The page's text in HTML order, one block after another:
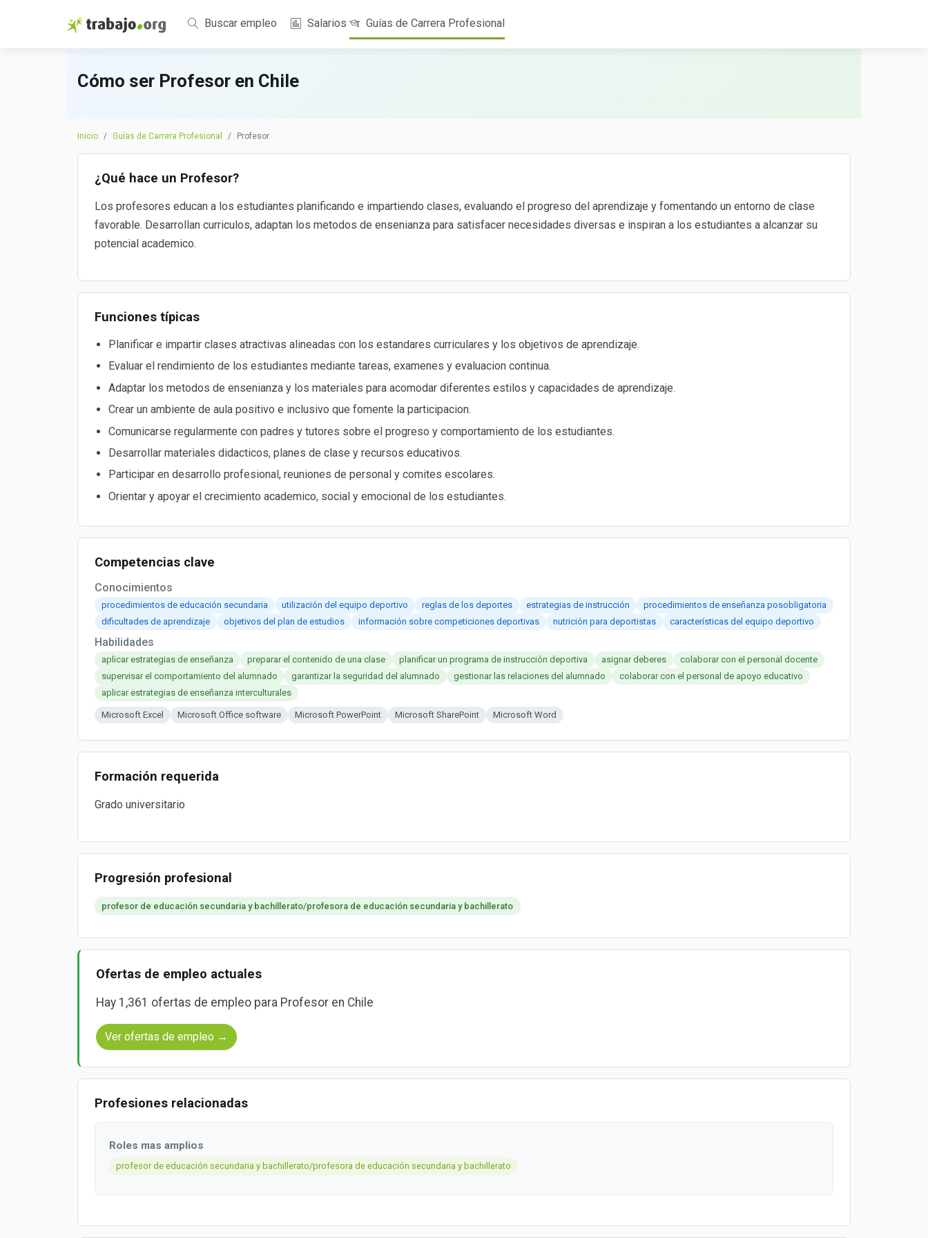
Buscar empleo Salarios Guías de Carrera Profesional
Cómo ser Profesor en Chile
Inicio Guías de Carrera Profesional Profesor
¿Qué hace un Profesor?
Los profesores educan a los estudiantes planificando e impartiendo clases, evaluando el progreso del aprendizaje y fomentando un entorno de clase
favorable. Desarrollan curriculos, adaptan los metodos de ensenianza para satisfacer necesidades diversas e inspiran a los estudiantes a alcanzar su
potencial academico.
Funciones típicas
Planificar e impartir clases atractivas alineadas con los estandares curriculares y los objetivos de aprendizaje.
Evaluar el rendimiento de los estudiantes mediante tareas, examenes y evaluacion continua.
Adaptar los metodos de ensenianza y los materiales para acomodar diferentes estilos y capacidades de aprendizaje.
Crear un ambiente de aula positivo e inclusivo que fomente la participacion.
Comunicarse regularmente con padres y tutores sobre el progreso y comportamiento de los estudiantes.
Desarrollar materiales didacticos, planes de clase y recursos educativos.
Participar en desarrollo profesional, reuniones de personal y comites escolares.
Orientar y apoyar el crecimiento academico, social y emocional de los estudiantes.
Competencias clave
Conocimientos
procedimientos de educación secundaria utilización del equipo deportivo reglas de los deportes estrategias de instrucción
procedimientos de enseñanza posobligatoria
dificultades de aprendizaje
objetivos del plan de estudios información sobre competiciones deportivas nutrición para deportistas características del equipo deportivo
Habilidades
aplicar estrategias de enseñanza preparar el contenido de una clase planificar un programa de instrucción deportiva asignar deberes
colaborar con el personal docente
supervisar el comportamiento del alumnado
garantizar la seguridad del alumnado gestionar las relaciones del alumnado
colaborar con el personal de apoyo educativo
aplicar estrategias de enseñanza interculturales
Microsoft Excel Microsoft Office software Microsoft PowerPoint Microsoft SharePoint Microsoft Word
Formación requerida
Grado universitario
Progresión profesional
profesor de educación secundaria y bachillerato/profesora de educación secundaria y bachillerato
Ofertas de empleo actuales
Hay 1,361 ofertas de empleo para Profesor en Chile
Ver ofertas de empleo →
Profesiones relacionadas
Roles mas amplios
profesor de educación secundaria y bachillerato/profesora de educación secundaria y bachillerato